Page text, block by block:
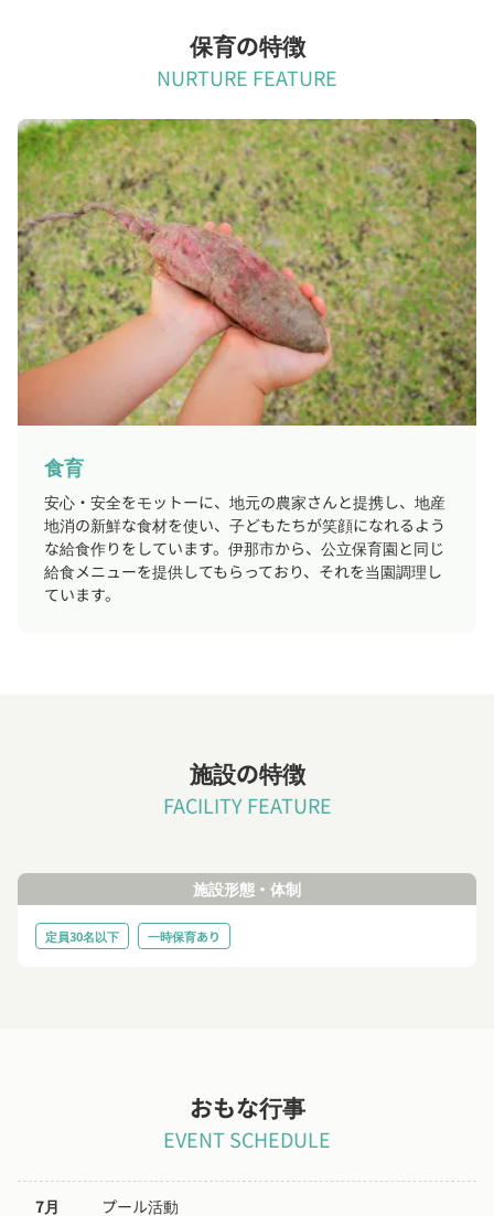
保育の特徴
NURTURE FEATURE
食育
安心・安全をモットーに、地元の農家さんと提携し、地産
地消の新鮮な食材を使い、子どもたちが笑顔になれるよう
な給食作りをしています。伊那市から、公立保育園と同じ
給食メニューを提供してもらっており、それを当園調理し
ています。
施設の特徴
FACILITY FEATURE
施設形態・体制
定員30名以下 一時保育あり
おもな行事
EVENT SCHEDULE
7月 プール活動